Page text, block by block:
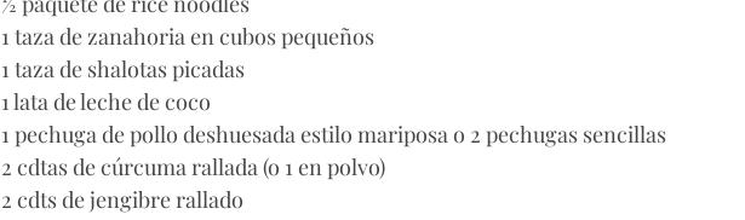
1 taza de zanahoria en cubos pequeños
1 taza de shalotas picadas
1 lata de leche de coco
1 pechuga de pollo deshuesada estilo mariposa o 2 pechugas sencillas
2 cdtas de cúrcuma rallada (o 1 en polvo)
2 cdts de jengibre rallado